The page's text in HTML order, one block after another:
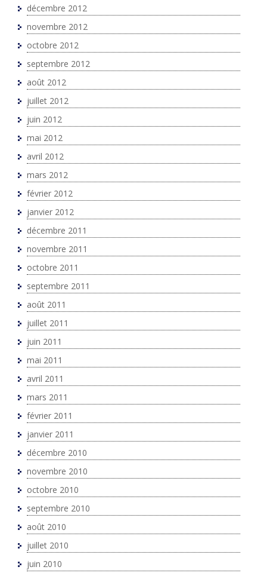
décembre 2012
novembre 2012
octobre 2012
septembre 2012
août 2012
juillet 2012
juin 2012
mai 2012
avril 2012
mars 2012
février 2012
janvier 2012
décembre 2011
novembre 2011
octobre 2011
septembre 2011
août 2011
juillet 2011
juin 2011
mai 2011
avril 2011
mars 2011
février 2011
janvier 2011
décembre 2010
novembre 2010
octobre 2010
septembre 2010
août 2010
juillet 2010
juin 2010